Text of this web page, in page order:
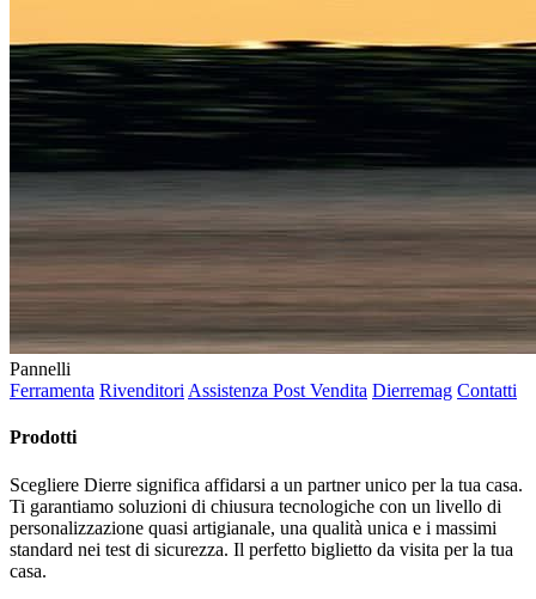
Pannelli
Ferramenta Rivenditori Assistenza Post Vendita Dierremag Contatti
Prodotti
Scegliere Dierre significa affidarsi a un partner unico per la tua casa.
Ti garantiamo soluzioni di chiusura tecnologiche con un livello di
personalizzazione quasi artigianale, una qualità unica e i massimi
standard nei test di sicurezza. Il perfetto biglietto da visita per la tua
casa.